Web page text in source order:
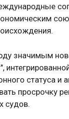
значимым
статуса и
просрочку
судов.